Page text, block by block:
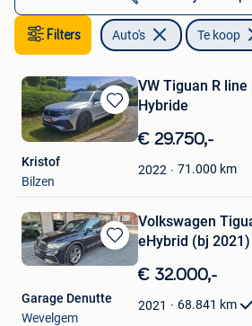
Filters Auto's Te koop
Bewaren
in
Favorieten
VW Tiguan R
Hybride
€ 29.750,-
2022 71.000 km
Kristof
Bilzen
Bewaren
in
Favorieten
Volkswagen
eHybrid (bj 2021)
€ 32.000,-
2021 68.841 km
Garage Denutte
Wevelgem